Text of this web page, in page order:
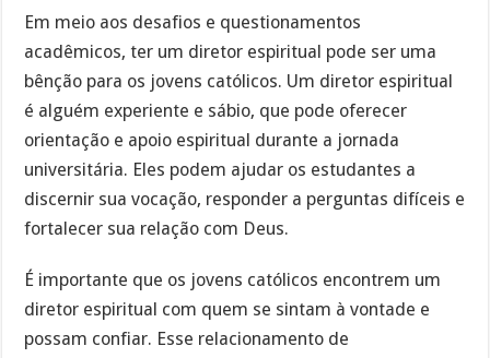
Em meio aos desafios e questionamentos
acadêmicos, ter um diretor espiritual pode ser uma
bênção para os jovens católicos. Um diretor espiritual
é alguém experiente e sábio, que pode oferecer
orientação e apoio espiritual durante a jornada
universitária. Eles podem ajudar os estudantes a
discernir sua vocação, responder a perguntas difíceis e
fortalecer sua relação com Deus.
É importante que os jovens católicos encontrem um
diretor espiritual com quem se sintam à vontade e
possam confiar. Esse relacionamento de